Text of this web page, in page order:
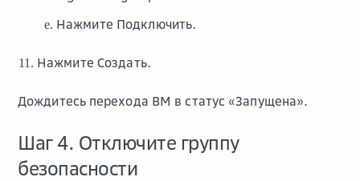
Нажмите Подключить.
Нажмите Создать.
Дождитесь перехода ВМ в статус «Запущена».
Шаг 4. Отключите группу
безопасности